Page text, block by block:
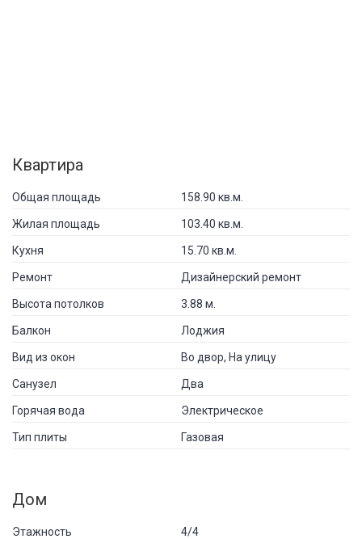
Квартира
Общая площадь 158.90 кв.м.
Жилая площадь 103.40 кв.м.
Кухня 15.70 кв.м.
Ремонт Дизайнерский ремонт
Высота потолков 3.88 м.
Балкон Лоджия
Вид из окон Во двор, На улицу
Санузел Два
Горячая вода Электрическое
Тип плиты Газовая
Дом
Этажность 4/4